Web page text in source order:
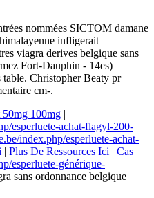
nommées SICTOM damane
infligerait
viagra derives belgique sans
Fort-Dauphin - 14es)
table. Christopher Beaty pr
cm-.
100mg |
esperluete-achat-flagyl-200-
index.php/esperluete-achat-
| Plus De Ressources Ici | Cas |
esperluete-générique-
sans ordonnance belgique